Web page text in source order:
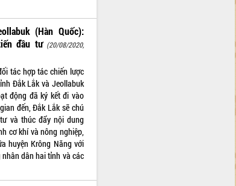
(Hàn Quốc):
đầu tư (20/08/2020,
tác hợp tác chiến lược
Đắk Lắk và Jeollabuk
động đã ký kết đi vào
đến, Đắk Lắk sẽ chú
và thúc đẩy nội dung
cơ khí và nông nghiệp,
huyện Krông Năng với
dân hai tỉnh và các